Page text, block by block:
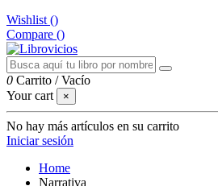
Wishlist ()
Compare ()
0 Carrito /Vacío
Your cart
×
No hay más artículos en su carrito
Iniciar sesión
Home
Narrativa